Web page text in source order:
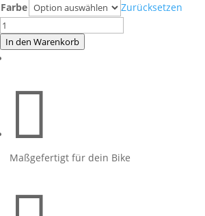
Farbe
Zurücksetzen
S1000R
EDITION
pink/weiß
2019/20
In den Warenkorb

Maßgefertigt für dein Bike